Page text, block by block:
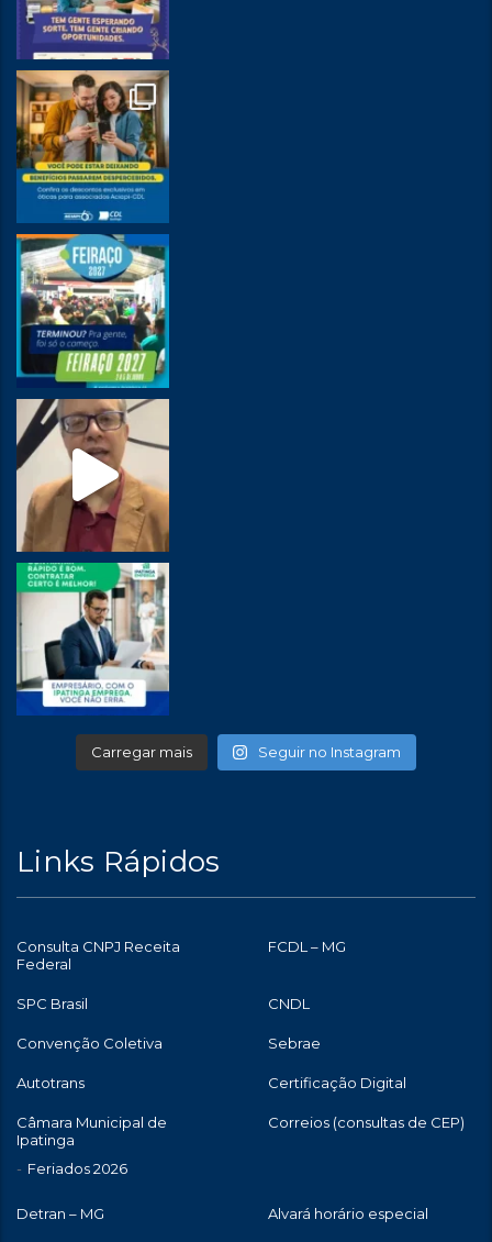
Carregar mais Seguir no Instagram
Links Rápidos
Consulta CNPJ Receita
Federal
FCDL – MG
SPC Brasil CNDL
Convenção Coletiva Sebrae
Autotrans Certificação Digital
Câmara Municipal de
Ipatinga
Feriados 2026
Correios (consultas de CEP)
Detran – MG Alvará horário especial